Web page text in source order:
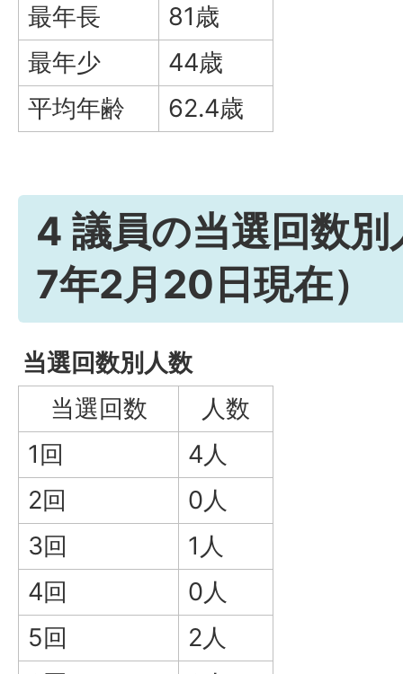
最年長
81歳
最年少
44歳
平均年齢
62.4歳
4 議員の当選回数別
7年2月20日現在）
当選回数別人数
当選回数
人数
1回
4人
2回
0人
3回
1人
4回
0人
5回
2人